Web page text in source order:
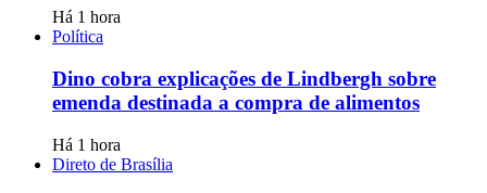
Há 1 hora
Política
Dino cobra explicações de Lindbergh sobre
emenda destinada a compra de alimentos
Há 1 hora
Direto de Brasília